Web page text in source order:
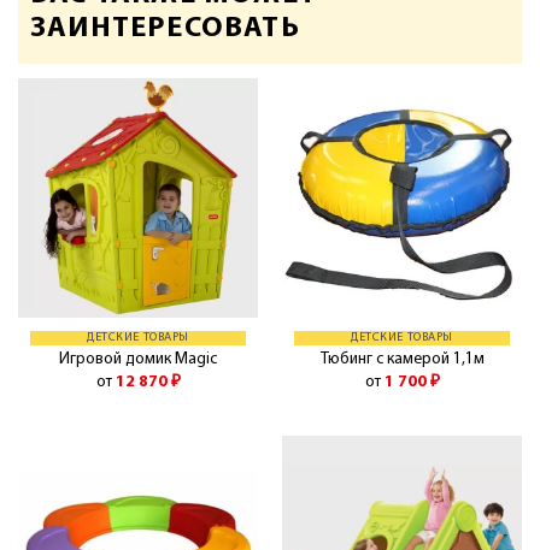
ЗАИНТЕРЕСОВАТЬ
ДЕТСКИЕ ТОВАРЫ
Игровой домик Magic
от 12 870 ₽
ДЕТСКИЕ ТОВАРЫ
Тюбинг с камерой 1,1м
от 1 700 ₽